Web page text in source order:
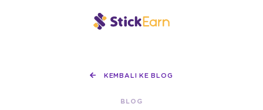
KEMBALI KE BLOG
BLOG